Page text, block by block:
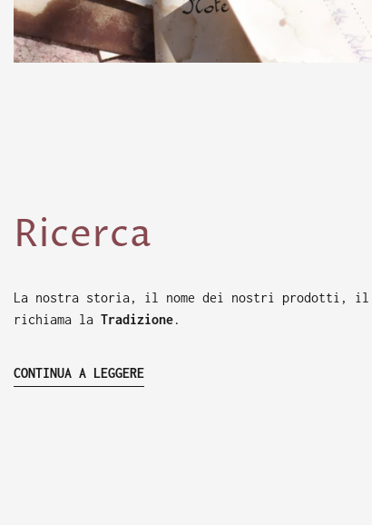
Ricerca
La nostra storia, il nome dei nostri prodotti, il
richiama la Tradizione.
CONTINUA A LEGGERE